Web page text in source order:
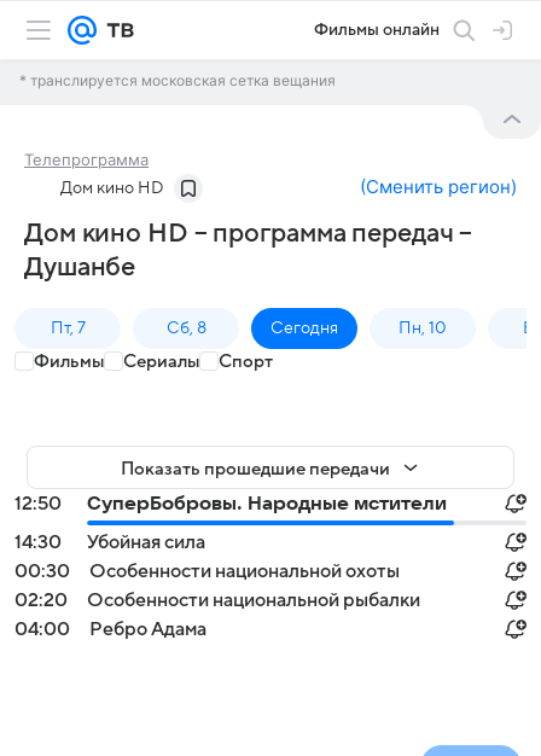
Фильмы онлайн
* транслируется московская сетка вещания
Телепрограмма
Дом кино HD (Сменить регион)
Дом кино HD – программа передач –
Душанбе
Пт, 7 Сб, 8 Сегодня Пн, 10
Фильмы Сериалы Спорт
Показать прошедшие передачи
12:50
СуперБобровы. Народные мстители
14:30
Убойная сила
00:30
Особенности национальной охоты
02:20
Особенности национальной рыбалки
04:00
Ребро Адама